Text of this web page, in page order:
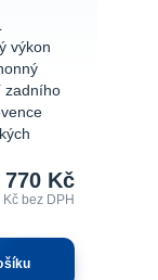
výkon
zadního
770 Kč
Kč bez DPH